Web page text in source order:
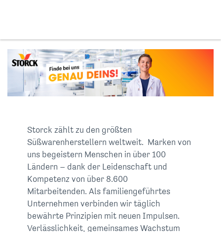
Storck zählt zu den größten
Süßwarenherstellern weltweit. Marken von
uns begeistern Menschen in über 100
Ländern – dank der Leidenschaft und
Kompetenz von über 8.600
Mitarbeitenden. Als familiengeführtes
Unternehmen verbinden wir täglich
bewährte Prinzipien mit neuen Impulsen.
Verlässlichkeit, gemeinsames Wachstum